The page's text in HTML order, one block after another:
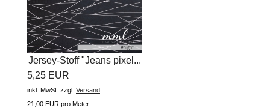
Jersey-Stoff "Jeans pixel...
5,25 EUR
inkl. MwSt. zzgl. Versand
21,00 EUR pro Meter